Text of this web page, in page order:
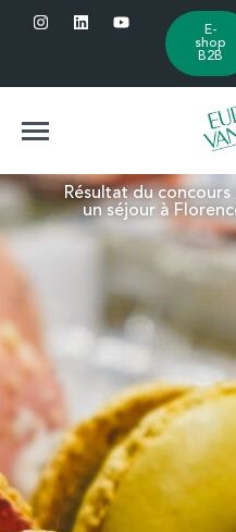
E-
shop
B2B
Résultat du
un séjour à